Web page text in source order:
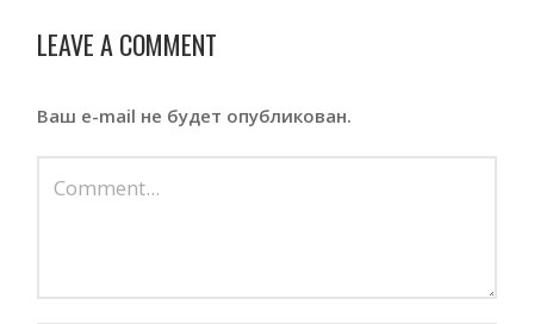
LEAVE A COMMENT
Ваш e-mail не будет опубликован.